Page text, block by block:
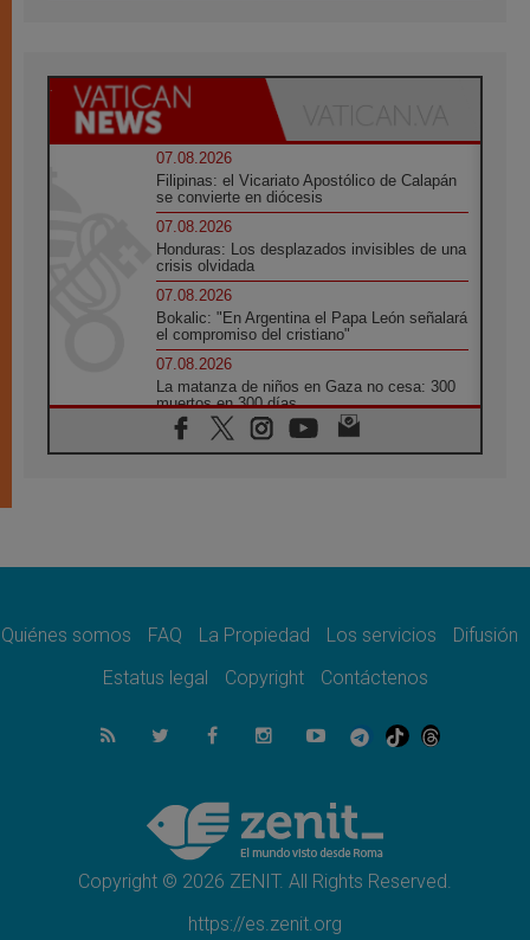
07.08.2026
Filipinas: el Vicariato Apostólico de Calapán
se convierte en diócesis
07.08.2026
Honduras: Los desplazados invisibles de una
crisis olvidada
07.08.2026
Bokalic: "En Argentina el Papa León señalará
el compromiso del cristiano"
07.08.2026
La matanza de niños en Gaza no cesa: 300
muertos en 300 días
07.08.2026
Tagle: La guerra desfigura el mundo, solo la
como misión al servicio del Evangelio
SIGNIS 2026, dar voz a las religiosas en el
07.08.2026
Lanzan un proyecto de empoderamiento
Programa oficial del Viaje Apostólico del
Papa León XIV a Francia
Quiénes somos FAQ La Propiedad Los servicios
Difusión
Estatus legal
Copyright Contáctenos
Copyright © 2026 ZENIT. All Rights Reserved.
https://es.zenit.org